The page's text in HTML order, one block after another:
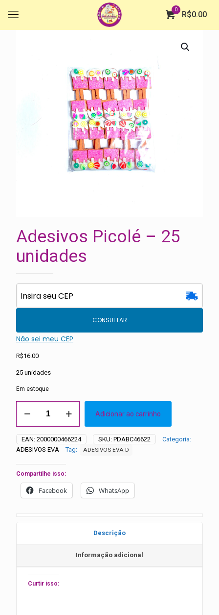
0
R$0.00
Adesivos Picolé – 25
unidades
CONSULTAR
Não sei meu CEP
R$16.00
25 unidades
Em estoque
Picolé
25
unidades
quantidade
Adicionar ao carrinho
EAN: 2000000466224 SKU: PDABC46622
Categoria:
ADESIVOS EVA
Tag: ADESIVOS EVA D
Compartilhe isso:
Facebook WhatsApp
Descrição
Informação adicional
Curtir isso: